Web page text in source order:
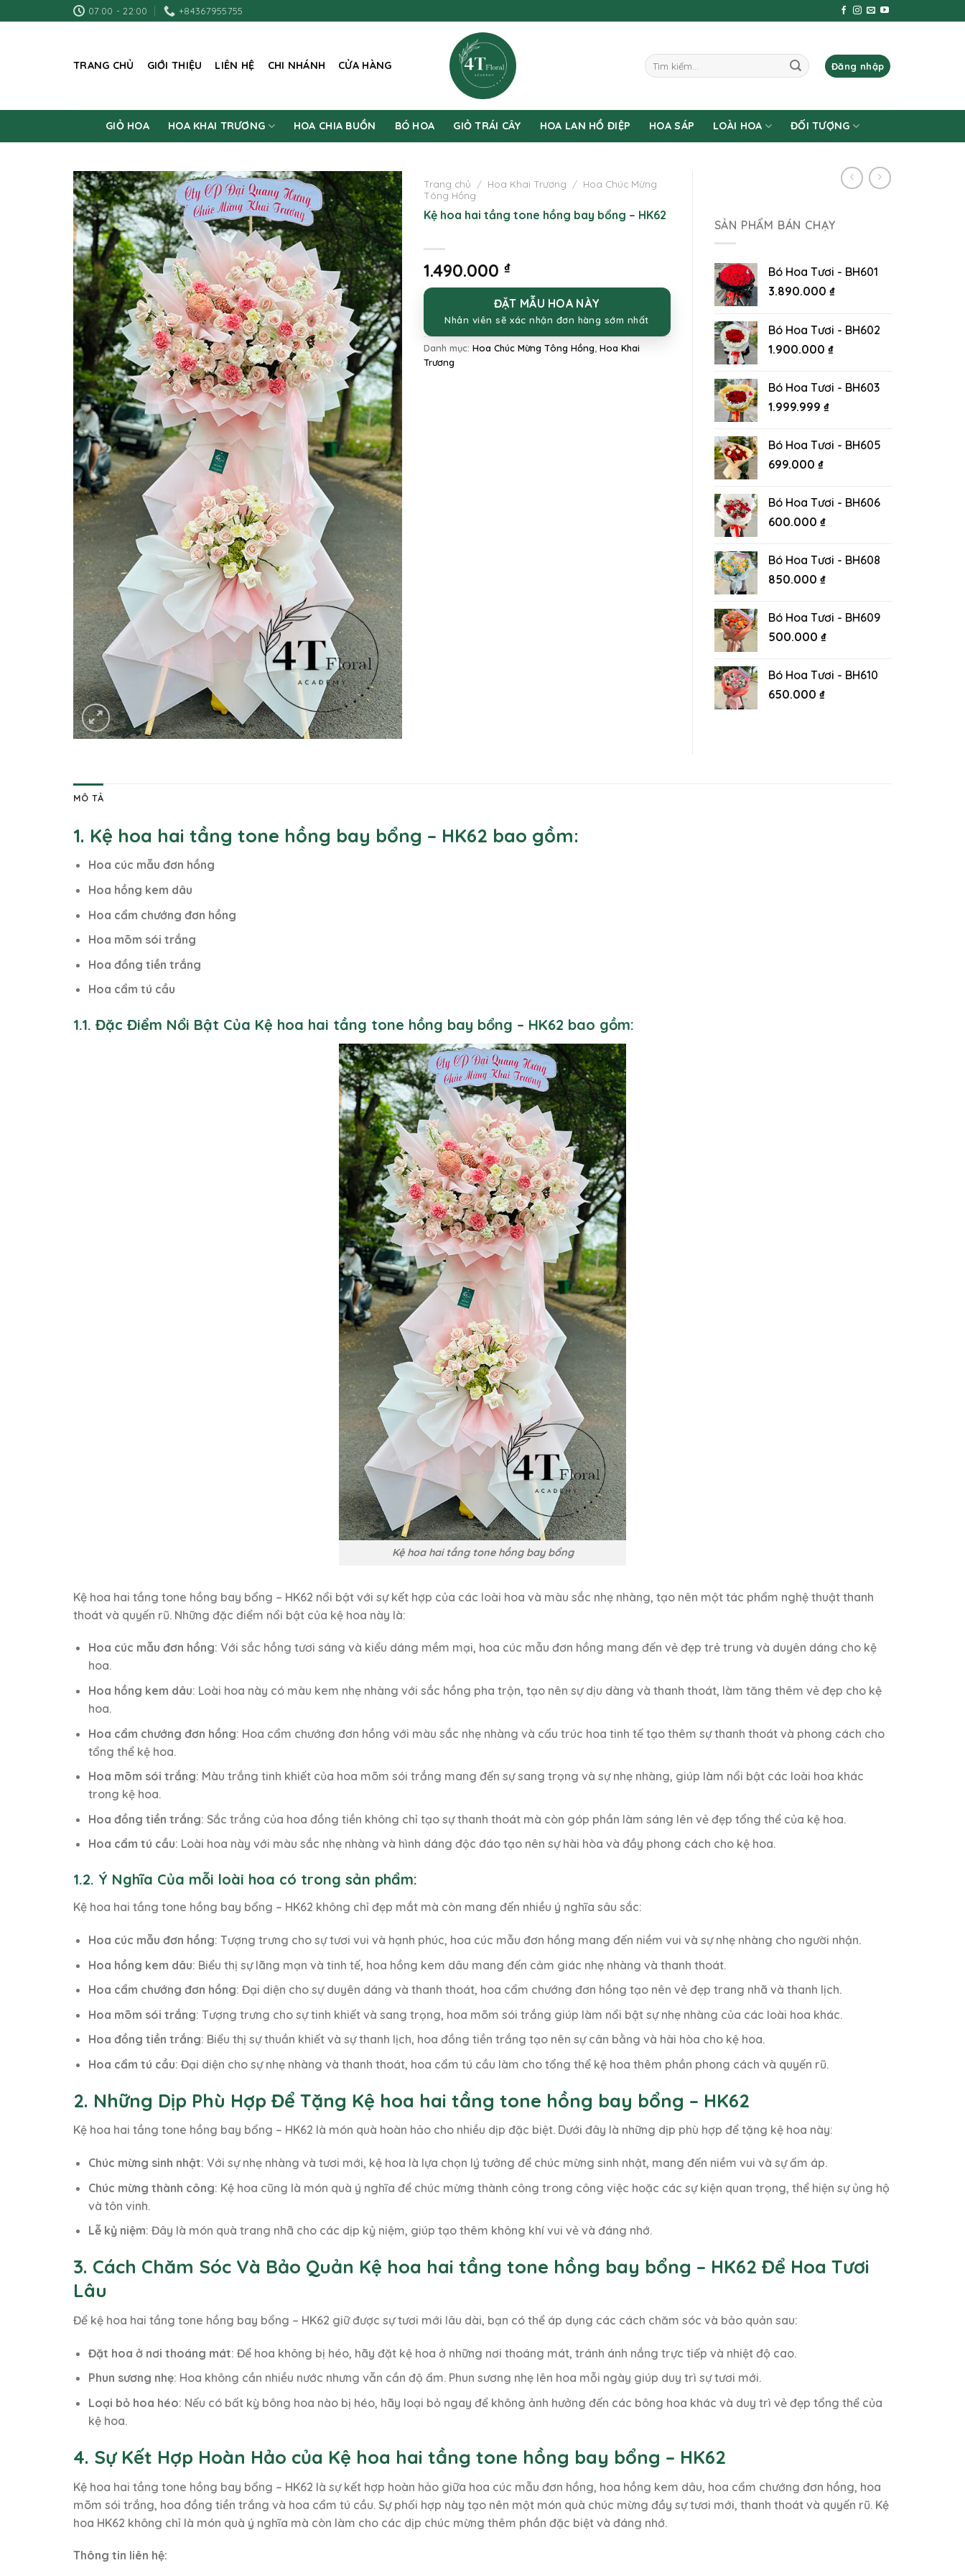
to
07:00 - 22:00 +84367955755
TRANG CHỦ GIỚI THIỆU LIÊN HỆ CHI NHÁNH CỬA HÀNG
Tìm
kiếm:
Đăng nhập
GIỎ HOA HOA KHAI TRƯƠNG HOA CHIA BUỒN BÓ HOA GIỎ TRÁI CÂY HOA LAN HỒ ĐIỆP HOA SÁP LOÀI HOA ĐỐI TƯỢNG
Trang chủ / Hoa Khai Trương / Hoa Chúc Mừng
Tông Hồng
Kệ hoa hai tầng tone hồng bay bổng – HK62
1.490.000 ₫
ĐẶT MẪU HOA NÀY
Nhân viên sẽ xác nhận đơn hàng sớm nhất
Danh mục: Hoa Chúc Mừng Tông Hồng Hoa Khai
Trương
SẢN PHẨM BÁN CHẠY
Bó Hoa Tươi - BH601
3.890.000 ₫
Bó Hoa Tươi - BH602
1.900.000 ₫
Bó Hoa Tươi - BH603
1.999.999 ₫
Bó Hoa Tươi - BH605
699.000 ₫
Bó Hoa Tươi - BH606
600.000 ₫
Bó Hoa Tươi - BH608
850.000 ₫
Bó Hoa Tươi - BH609
500.000 ₫
Bó Hoa Tươi - BH610
650.000 ₫
MÔ TẢ
1. Kệ hoa hai tầng tone hồng bay bổng – HK62 bao gồm:
Hoa cúc mẫu đơn hồng
Hoa hồng kem dâu
Hoa cẩm chướng đơn hồng
Hoa mõm sói trắng
Hoa đồng tiền trắng
Hoa cẩm tú cầu
1.1. Đặc Điểm Nổi Bật Của Kệ hoa hai tầng tone hồng bay bổng – HK62 bao gồm:
Kệ hoa hai tầng tone hồng bay bổng
Kệ hoa hai tầng tone hồng bay bổng – HK62 nổi bật với sự kết hợp của các loài hoa và màu sắc nhẹ nhàng, tạo nên một tác phẩm nghệ thuật thanh
thoát và quyến rũ. Những đặc điểm nổi bật của kệ hoa này là:
Hoa cúc mẫu đơn hồng: Với sắc hồng tươi sáng và kiểu dáng mềm mại, hoa cúc mẫu đơn hồng mang đến vẻ đẹp trẻ trung và duyên dáng cho kệ
hoa.
Hoa hồng kem dâu: Loài hoa này có màu kem nhẹ nhàng với sắc hồng pha trộn, tạo nên sự dịu dàng và thanh thoát, làm tăng thêm vẻ đẹp cho kệ
hoa.
Hoa cẩm chướng đơn hồng: Hoa cẩm chướng đơn hồng với màu sắc nhẹ nhàng và cấu trúc hoa tinh tế tạo thêm sự thanh thoát và phong cách cho
tổng thể kệ hoa.
Hoa mõm sói trắng: Màu trắng tinh khiết của hoa mõm sói trắng mang đến sự sang trọng và sự nhẹ nhàng, giúp làm nổi bật các loài hoa khác
trong kệ hoa.
Hoa đồng tiền trắng: Sắc trắng của hoa đồng tiền không chỉ tạo sự thanh thoát mà còn góp phần làm sáng lên vẻ đẹp tổng thể của kệ hoa.
Hoa cẩm tú cầu: Loài hoa này với màu sắc nhẹ nhàng và hình dáng độc đáo tạo nên sự hài hòa và đầy phong cách cho kệ hoa.
1.2. Ý Nghĩa Của mỗi loài hoa có trong sản phẩm:
Kệ hoa hai tầng tone hồng bay bổng – HK62 không chỉ đẹp mắt mà còn mang đến nhiều ý nghĩa sâu sắc:
Hoa cúc mẫu đơn hồng: Tượng trưng cho sự tươi vui và hạnh phúc, hoa cúc mẫu đơn hồng mang đến niềm vui và sự nhẹ nhàng cho người nhận.
Hoa hồng kem dâu: Biểu thị sự lãng mạn và tinh tế, hoa hồng kem dâu mang đến cảm giác nhẹ nhàng và thanh thoát.
Hoa cẩm chướng đơn hồng: Đại diện cho sự duyên dáng và thanh thoát, hoa cẩm chướng đơn hồng tạo nên vẻ đẹp trang nhã và thanh lịch.
Hoa mõm sói trắng: Tượng trưng cho sự tinh khiết và sang trọng, hoa mõm sói trắng giúp làm nổi bật sự nhẹ nhàng của các loài hoa khác.
Hoa đồng tiền trắng: Biểu thị sự thuần khiết và sự thanh lịch, hoa đồng tiền trắng tạo nên sự cân bằng và hài hòa cho kệ hoa.
Hoa cẩm tú cầu: Đại diện cho sự nhẹ nhàng và thanh thoát, hoa cẩm tú cầu làm cho tổng thể kệ hoa thêm phần phong cách và quyến rũ.
2. Những Dịp Phù Hợp Để Tặng Kệ hoa hai tầng tone hồng bay bổng – HK62
Kệ hoa hai tầng tone hồng bay bổng – HK62 là món quà hoàn hảo cho nhiều dịp đặc biệt. Dưới đây là những dịp phù hợp để tặng kệ hoa này:
Chúc mừng sinh nhật: Với sự nhẹ nhàng và tươi mới, kệ hoa là lựa chọn lý tưởng để chúc mừng sinh nhật, mang đến niềm vui và sự ấm áp.
Chúc mừng thành công: Kệ hoa cũng là món quà ý nghĩa để chúc mừng thành công trong công việc hoặc các sự kiện quan trọng, thể hiện sự ủng hộ
và tôn vinh.
Lễ kỷ niệm: Đây là món quà trang nhã cho các dịp kỷ niệm, giúp tạo thêm không khí vui vẻ và đáng nhớ.
3. Cách Chăm Sóc Và Bảo Quản Kệ hoa hai tầng tone hồng bay bổng – HK62 Để Hoa Tươi
Lâu
Để kệ hoa hai tầng tone hồng bay bổng – HK62 giữ được sự tươi mới lâu dài, bạn có thể áp dụng các cách chăm sóc và bảo quản sau:
Đặt hoa ở nơi thoáng mát: Để hoa không bị héo, hãy đặt kệ hoa ở những nơi thoáng mát, tránh ánh nắng trực tiếp và nhiệt độ cao.
Phun sương nhẹ: Hoa không cần nhiều nước nhưng vẫn cần độ ẩm. Phun sương nhẹ lên hoa mỗi ngày giúp duy trì sự tươi mới.
Loại bỏ hoa héo: Nếu có bất kỳ bông hoa nào bị héo, hãy loại bỏ ngay để không ảnh hưởng đến các bông hoa khác và duy trì vẻ đẹp tổng thể của
kệ hoa.
4. Sự Kết Hợp Hoàn Hảo của Kệ hoa hai tầng tone hồng bay bổng – HK62
Kệ hoa hai tầng tone hồng bay bổng – HK62 là sự kết hợp hoàn hảo giữa hoa cúc mẫu đơn hồng, hoa hồng kem dâu, hoa cẩm chướng đơn hồng, hoa
mõm sói trắng, hoa đồng tiền trắng và hoa cẩm tú cầu. Sự phối hợp này tạo nên một món quà chúc mừng đầy sự tươi mới, thanh thoát và quyến rũ. Kệ
hoa HK62 không chỉ là món quà ý nghĩa mà còn làm cho các dịp chúc mừng thêm phần đặc biệt và đáng nhớ.
Thông tin liên hệ: